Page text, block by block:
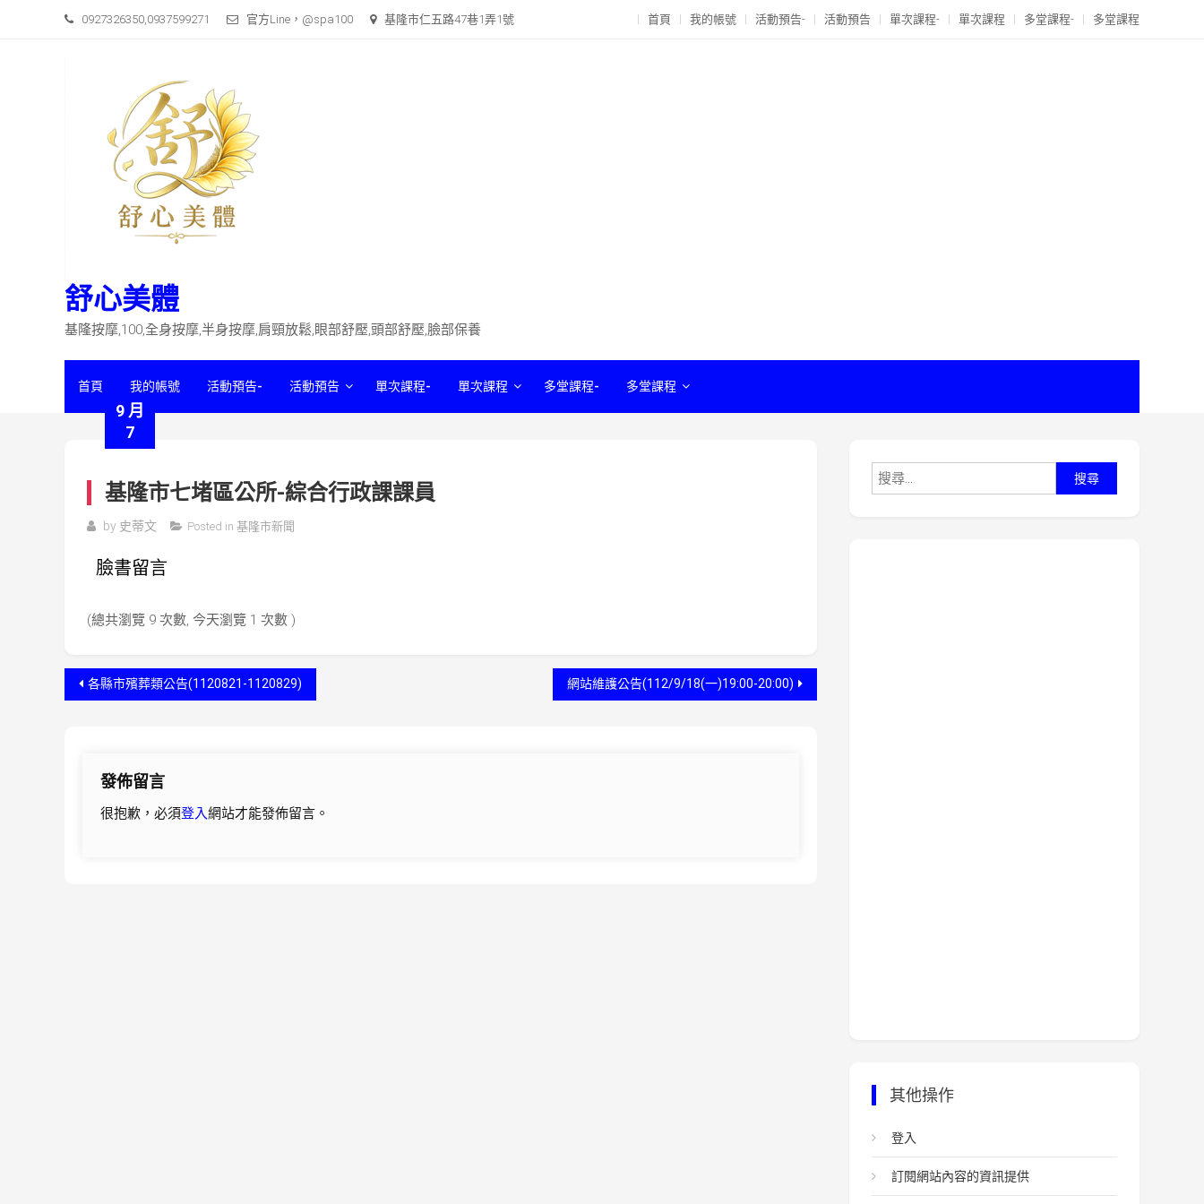
0927326350,0937599271 官方Line，@spa100 基隆市仁五路47巷1弄1號 首頁 我的帳號 活動預告- 活動預告 單次課程- 單次課程 多堂課程- 多堂課程
舒心美體
基隆按摩,100,全身按摩,半身按摩,肩頸放鬆,眼部舒壓,頭部舒壓,臉部保養
首頁 我的帳號 活動預告- 活動預告 單次課程- 單次課程 多堂課程- 多堂課程
9 月
7
基隆市七堵區公所-綜合行政課課員
by 史蒂文 Posted in 基隆市新聞
臉書留言
(總共瀏覽 9 次數, 今天瀏覽 1 次數 )
文各縣市殯葬類公告(1120821-1120829) 網站維護公告(112/9/18(一)19:00-20:00)
發佈留言
很抱歉，必須登入網站才能發佈留言。
尋
其他操作
登入
訂閱網站內容的資訊提供